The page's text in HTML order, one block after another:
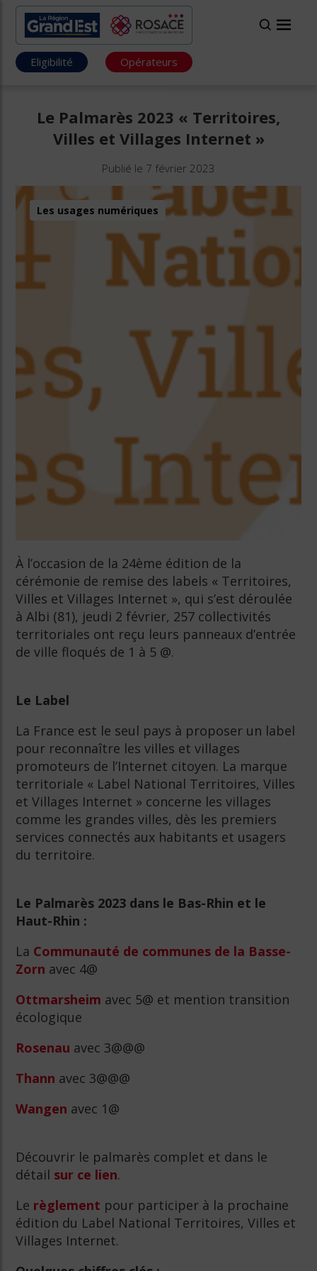
Eligibilité Opérateurs
Le Palmarès 2023 « Territoires,
Villes et Villages Internet »
Publié le 7 février 2023
Les usages numériques
À l’occasion de la 24ème édition de la
cérémonie de remise des labels « Territoires,
Villes et Villages Internet », qui s’est déroulée
à Albi (81), jeudi 2 février, 257 collectivités
territoriales ont reçu leurs panneaux d’entrée
de ville floqués de 1 à 5 @.
Le Label
La France est le seul pays à proposer un label
pour reconnaître les villes et villages
promoteurs de l’Internet citoyen. La marque
territoriale « Label National Territoires, Villes
et Villages Internet » concerne les villages
comme les grandes villes, dès les premiers
services connectés aux habitants et usagers
du territoire.
Le Palmarès 2023 dans le Bas-Rhin et le
Haut-Rhin :
La Communauté de communes de la Basse-
Zorn avec 4@
Ottmarsheim avec 5@ et mention transition
écologique
Rosenau avec 3@@@
Thann avec 3@@@
Wangen avec 1@
Découvrir le palmarès complet et dans le
détail sur ce lien.
Le règlement pour participer à la prochaine
édition du Label National Territoires, Villes et
Villages Internet.